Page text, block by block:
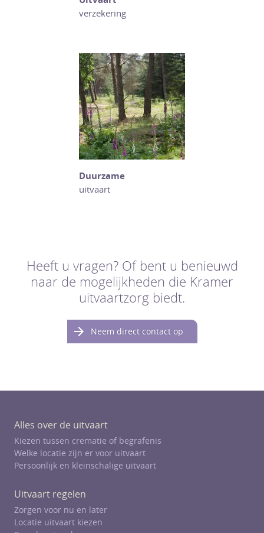
verzekering
Duurzame
uitvaart
Heeft u vragen? Of bent u benieuwd
naar de mogelijkheden die Kramer
uitvaartzorg biedt.
Neem direct contact op
Alles over de uitvaart
Kiezen tussen crematie of begrafenis
Welke locatie zijn er voor uitvaart
Persoonlijk en kleinschalige uitvaart
Uitvaart regelen
Zorgen voor nu en later
Locatie uitvaart kiezen